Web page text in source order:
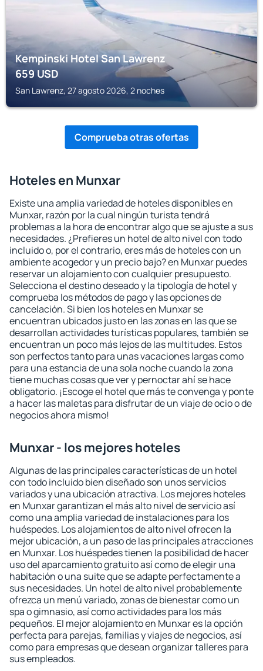
Kempinski Hotel San Lawrenz
659USD
San Lawrenz, 27 agosto 2026, 2 noches
Comprueba otras ofertas
Hoteles en Munxar
Existe una amplia variedad de hoteles disponibles en
Munxar, razón por la cual ningún turista tendrá
problemas a la hora de encontrar algo que se ajuste a sus
necesidades. ¿Prefieres un hotel de alto nivel con todo
incluido o, por el contrario, eres más de hoteles con un
ambiente acogedor y un precio bajo? en Munxar puedes
reservar un alojamiento con cualquier presupuesto.
Selecciona el destino deseado y la tipología de hotel y
comprueba los métodos de pago y las opciones de
cancelación. Si bien los hoteles en Munxar se
encuentran ubicados justo en las zonas en las que se
desarrollan actividades turísticas populares, también se
encuentran un poco más lejos de las multitudes. Estos
son perfectos tanto para unas vacaciones largas como
para una estancia de una sola noche cuando la zona
tiene muchas cosas que ver y pernoctar ahí se hace
obligatorio. ¡Escoge el hotel que más te convenga y ponte
a hacer las maletas para disfrutar de un viaje de ocio o de
negocios ahora mismo!
Munxar - los mejores hoteles
Algunas de las principales características de un hotel
con todo incluido bien diseñado son unos servicios
variados y una ubicación atractiva. Los mejores hoteles
en Munxar garantizan el más alto nivel de servicio así
como una amplia variedad de instalaciones para los
huéspedes. Los alojamientos de alto nivel ofrecen la
mejor ubicación, a un paso de las principales atracciones
en Munxar. Los huéspedes tienen la posibilidad de hacer
uso del aparcamiento gratuito así como de elegir una
habitación o una suite que se adapte perfectamente a
sus necesidades. Un hotel de alto nivel probablemente
ofrezca un menú variado, zonas de bienestar como un
spa o gimnasio, así como actividades para los más
pequeños. El mejor alojamiento en Munxar es la opción
perfecta para parejas, familias y viajes de negocios, así
como para empresas que desean organizar talleres para
sus empleados.